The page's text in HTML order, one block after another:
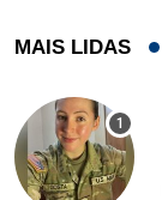
MAIS LIDAS